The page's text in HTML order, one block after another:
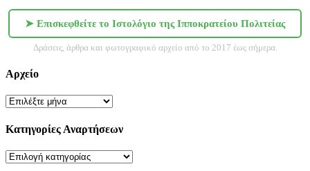
➤ Επισκεφθείτε το Ιστολόγιο της Ιπποκρατείου Πολιτείας
Δράσεις, άρθρα και φωτογραφικό αρχείο από το 2017 έως σήμερα.
Αρχείο
Αρχείο
Κατηγορίες Αναρτήσεων
Κατηγορίες